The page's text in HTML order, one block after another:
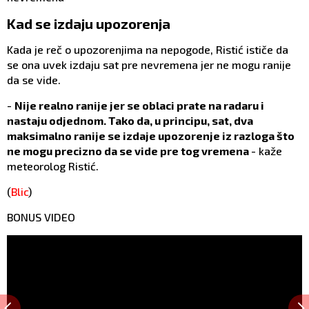
Kad se izdaju upozorenja
Kada je reč o upozorenjima na nepogode, Ristić ističe da
se ona uvek izdaju sat pre nevremena jer ne mogu ranije
da se vide.
- Nije realno ranije jer se oblaci prate na radaru i
nastaju odjednom. Tako da, u principu, sat, dva
maksimalno ranije se izdaje upozorenje iz razloga što
ne mogu precizno da se vide pre tog vremena - kaže
meteorolog Ristić.
(Blic)
BONUS VIDEO